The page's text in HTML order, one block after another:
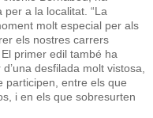
per a la localitat. “La
molt especial per als
els nostres carrers
primer edil també ha
desfilada molt vistosa,
participen, entre els que
i en els que sobresurten